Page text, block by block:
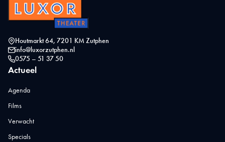
Houtmarkt 64, 7201 KM Zutphen
info@luxorzutphen.nl
0575 – 51 37 50
Actueel
Agenda
Films
Verwacht
Specials